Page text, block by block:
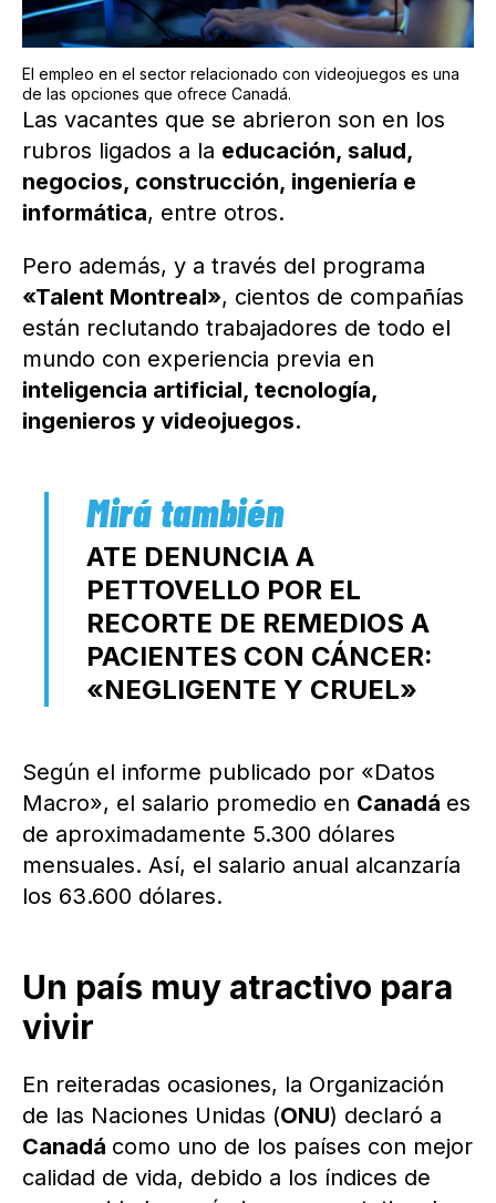
El empleo en el sector relacionado con videojuegos es una
de las opciones que ofrece Canadá.
Las vacantes que se abrieron son en los
rubros ligados a la educación, salud,
negocios, construcción, ingeniería e
informática, entre otros.
Pero además, y a través del programa
«Talent Montreal», cientos de compañías
están reclutando trabajadores de todo el
mundo con experiencia previa en
inteligencia artificial, tecnología,
ingenieros y videojuegos.
ATE DENUNCIA A
PETTOVELLO POR EL
RECORTE DE REMEDIOS A
PACIENTES CON CÁNCER:
«NEGLIGENTE Y CRUEL»
Según el informe publicado por «Datos
Macro», el salario promedio en Canadá es
de aproximadamente 5.300 dólares
mensuales. Así, el salario anual alcanzaría
los 63.600 dólares.
Un país muy atractivo para
vivir
En reiteradas ocasiones, la Organización
de las Naciones Unidas (ONU) declaró a
Canadá como uno de los países con mejor
calidad de vida, debido a los índices de